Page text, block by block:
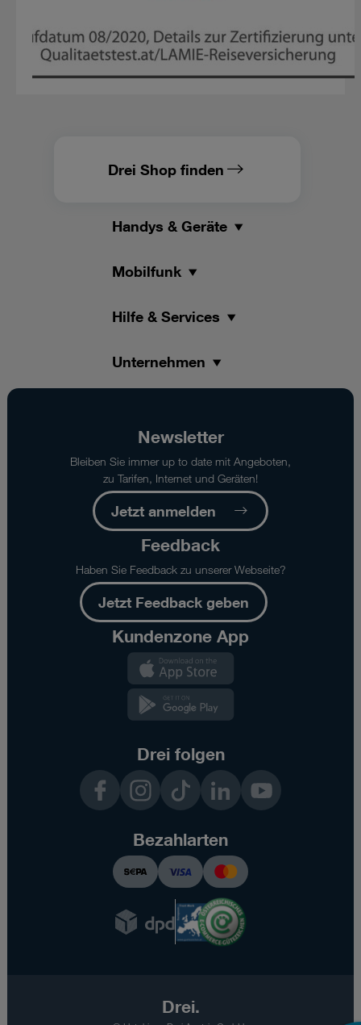
Drei Shop finden
Handys & Geräte
Mobilfunk
Hilfe & Services
Unternehmen
Newsletter
Bleiben Sie immer up to date mit Angeboten,
zu Tarifen, Internet und Geräten!
Jetzt anmelden
Feedback
Haben Sie Feedback zu unserer Webseite?
Jetzt Feedback geben
Kundenzone App
Drei folgen
InstagramTikTok LinkedIn YouTube
Bezahlarten
Drei.